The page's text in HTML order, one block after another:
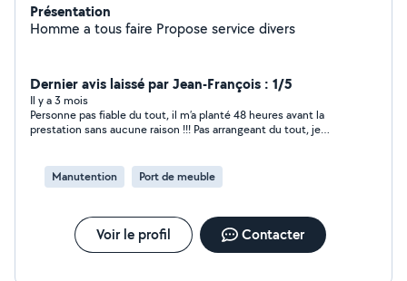
Présentation
Homme a tous faire Propose service divers
Dernier avis laissé par Jean-François : 1/5
Il y a 3 mois
Personne pas fiable du tout, il m’a planté 48 heures avant la
prestation sans aucune raison !!! Pas arrangeant du tout, je
Manutention Port de meuble
Voir le profil Contacter